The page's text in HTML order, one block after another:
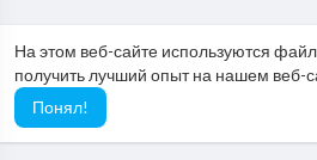
На этом веб-сайте используются
получить лучший опыт на нашем веб-
Понял!